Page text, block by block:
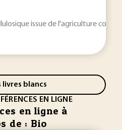
issue de l'agriculture
livres blancs
EN LIGNE
en ligne à
de : Bio